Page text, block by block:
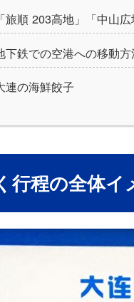
「旅順 203高地」「中山
下鉄での空港への移動
連の海鮮餃子
行程の全体イ